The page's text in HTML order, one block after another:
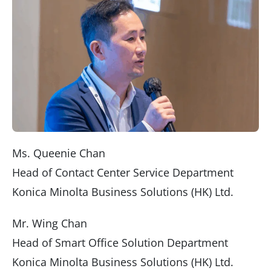
Ms. Queenie Chan
Head of Contact Center Service Department
Konica Minolta Business Solutions (HK) Ltd.
Mr. Wing Chan
Head of Smart Office Solution Department
Konica Minolta Business Solutions (HK) Ltd.